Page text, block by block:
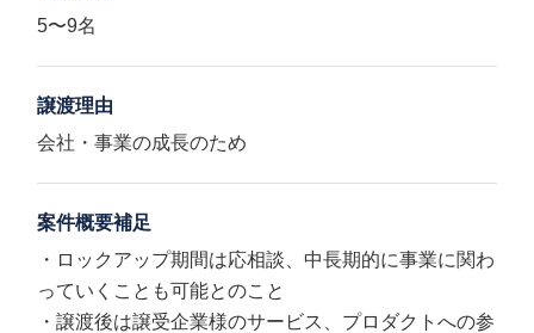
5〜9名
譲渡理由
会社・事業の成長のため
案件概要補足
・ロックアップ期間は応相談、中長期的に事業に関わ
っていくことも可能とのこと
・譲渡後は譲受企業様のサービス、プロダクトへの参